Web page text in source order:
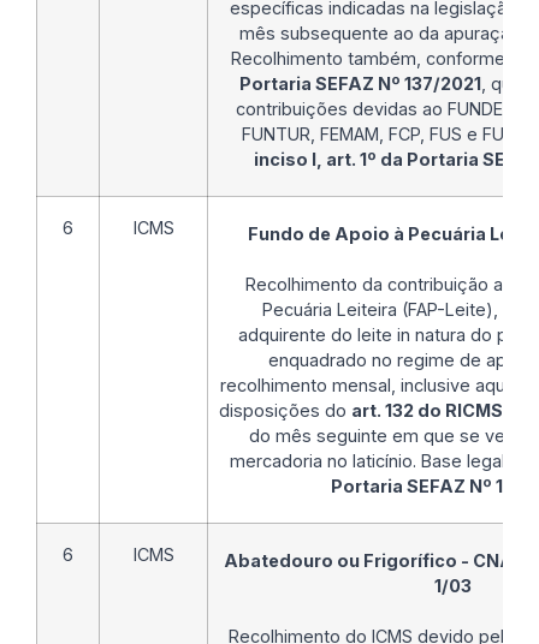
específicas indicadas na legislação,
mês subsequente ao da apuração.
Recolhimento também, conforme
Portaria SEFAZ Nº 137/2021,
contribuições devidas ao FUNDES,
FUNTUR, FEMAM, FCP, FUS e
inciso I, art. 1º da Portaria
6 ICMS Fundo de Apoio à Pecuária
Recolhimento da contribuição ao
Pecuária Leiteira (FAP-Leite),
adquirente do leite in natura do
enquadrado no regime de
recolhimento mensal, inclusive
disposições do art. 132 do RICMS/MT
do mês seguinte em que se
mercadoria no laticínio. Base legal:
Portaria SEFAZ Nº 137/
6 ICMS
Abatedouro ou Frigorífico - CNAE
1/03
Recolhimento do ICMS devido pelos